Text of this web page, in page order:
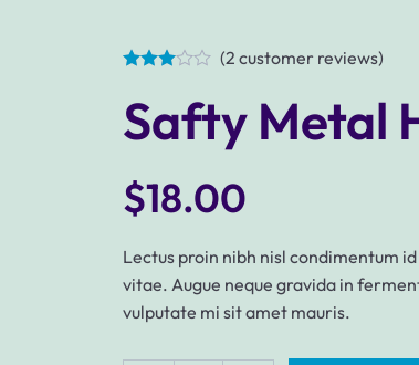
(2 customer reviews)
Safty Metal
$18.00
Lectus proin nibh nisl condimentum
vitae. Augue neque gravida in
vulputate mi sit amet mauris.